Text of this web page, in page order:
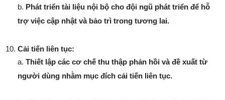
b. Phát triển tài liệu nội bộ cho đội ngũ phát triển để hỗ
trợ việc cập nhật và bảo trì trong tương lai.
Cải tiến liên tục:
a. Thiết lập các cơ chế thu thập phản hồi và đề xuất từ
người dùng nhằm mục đích cải tiến liên tục.